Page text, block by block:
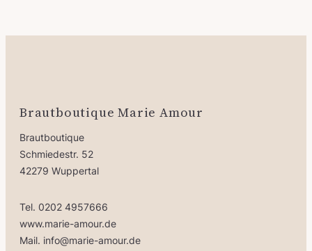
Brautboutique Marie Amour
Brautboutique
Schmiedestr. 52
42279 Wuppertal
Tel. 0202 4957666
www.marie-amour.de
Mail. info@marie-amour.de